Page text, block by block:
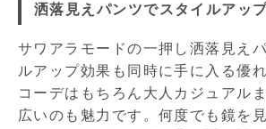
洒落見えパンツでスタイルアッ
サワアラモードの一押し洒落見え
ルアップ効果も同時に手に入る優
コーデはもちろん大人カジュアル
広いのも魅力です。何度でも鏡を